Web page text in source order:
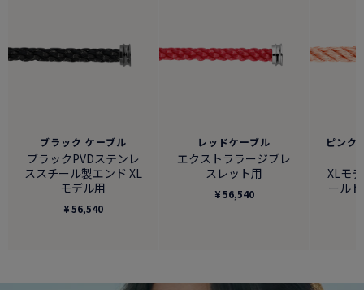
ブラック ケーブル
ブラックPVDステンレ
ススチール製エンド XL
モデル用
¥ 56,540
レッドケーブル
エクストララージブレ
スレット用
¥ 56,540
ピンク
XLモ
ール